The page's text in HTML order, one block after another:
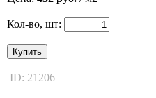
Кол-во, шт:
Купить
ID: 21206